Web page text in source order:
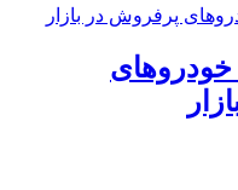
خودرو‌های